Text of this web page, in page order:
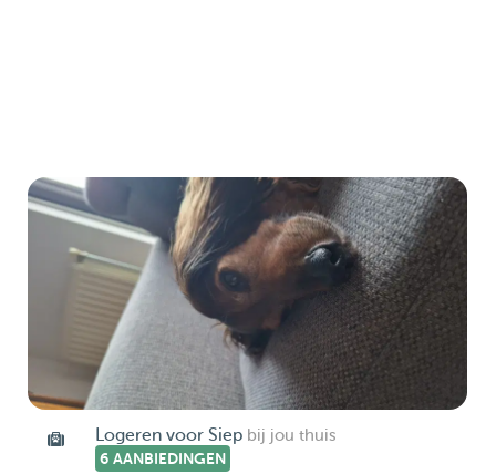
Logeren voor Siep bij jou thuis
6 AANBIEDINGEN